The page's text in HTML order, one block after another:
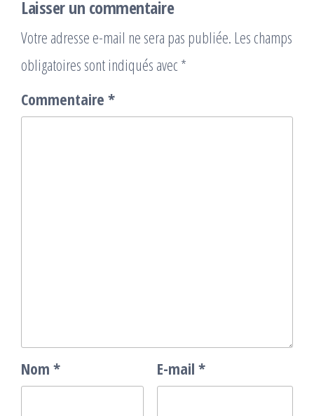
Laisser un commentaire
Votre adresse e-mail ne sera pas publiée. Les champs
obligatoires sont indiqués avec *
Commentaire *
Nom * E-mail *